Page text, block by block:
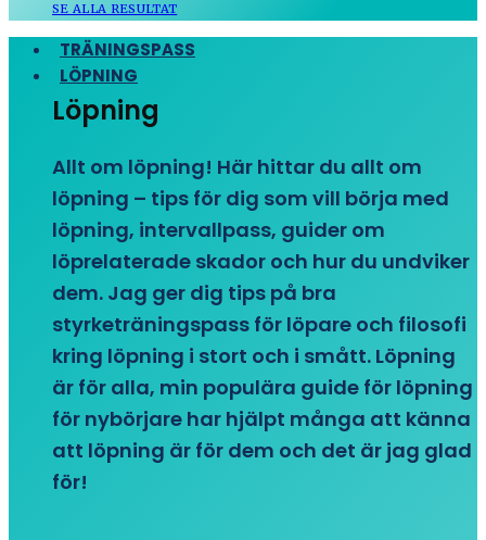
SE ALLA RESULTAT
TRÄNINGSPASS
LÖPNING
Löpning
Allt om löpning! Här hittar du allt om
löpning – tips för dig som vill börja med
löpning, intervallpass, guider om
löprelaterade skador och hur du undviker
dem. Jag ger dig tips på bra
styrketräningspass för löpare och filosofi
kring löpning i stort och i smått. Löpning
är för alla, min populära guide för löpning
för nybörjare har hjälpt många att känna
att löpning är för dem och det är jag glad
för!